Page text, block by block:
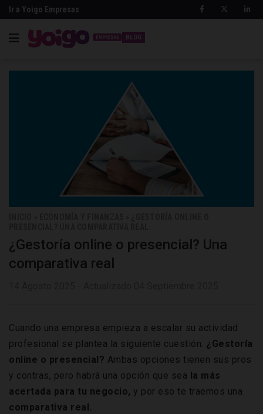
Ir a Yoigo Empresas
BLOG
¿Gestoría online o presencial? Una
comparativa real
Cuando una empresa empieza a escalar su actividad
profesional se plantea la siguiente cuestión: ¿Gestoría
online o presencial? Ambas opciones tienen sus pros
y contras, pero habrá una opción que sea la más
acertada para tu negocio, y por eso te traemos una
comparativa real.